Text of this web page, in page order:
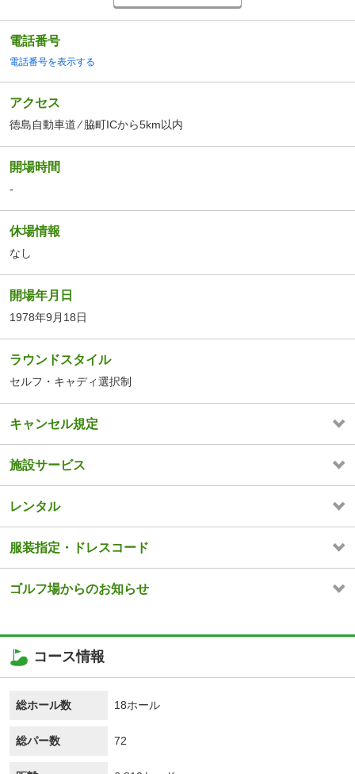
電話番号
電話番号を表示する
アクセス
徳島自動車道 ⁄ 脇町ICから5km以内
開場時間
-
休場情報
なし
開場年月日
1978年9月18日
ラウンドスタイル
セルフ・キャディ選択制
キャンセル規定
施設サービス
レンタル
服装指定・ドレスコード
ゴルフ場からのお知らせ
コース情報
総ホール数 18ホール
総パー数 72